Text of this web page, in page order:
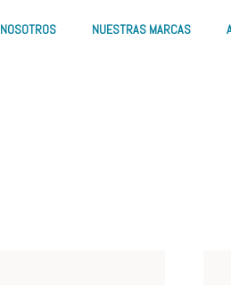
NOSOTROS NUESTRAS MARCAS